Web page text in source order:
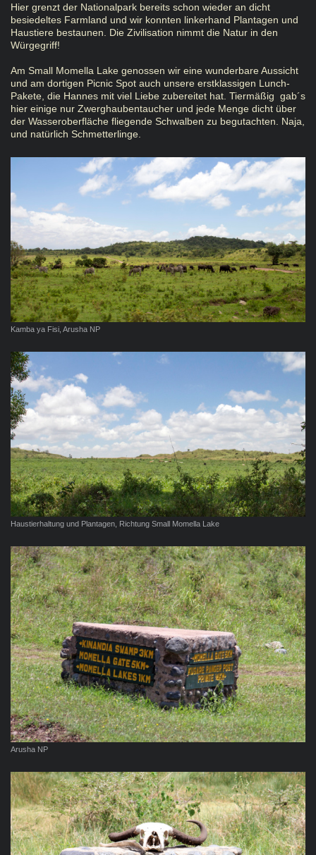
Hier grenzt der Nationalpark bereits schon wieder an dicht
besiedeltes Farmland und wir konnten linkerhand Plantagen und
Haustiere bestaunen. Die Zivilisation nimmt die Natur in den
Würgegriff!
Am Small Momella Lake genossen wir eine wunderbare Aussicht
und am dortigen Picnic Spot auch unsere erstklassigen Lunch-
Pakete, die Hannes mit viel Liebe zubereitet hat. Tiermäßig gab´s
hier einige nur Zwerghaubentaucher und jede Menge dicht über
der Wasseroberfläche fliegende Schwalben zu begutachten. Naja,
und natürlich Schmetterlinge.
Kamba ya Fisi, Arusha NP
Haustierhaltung und Plantagen, Richtung Small Momella Lake
Arusha NP